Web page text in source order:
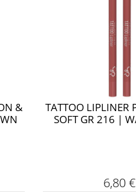
&
TATTOO LIPLINER
SOFT GR 216 |
6,80€